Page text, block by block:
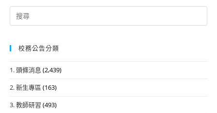
Search
for:
校務公告分類
1. 頭條消息 (2,439)
2. 新生專區 (163)
3. 教師研習 (493)